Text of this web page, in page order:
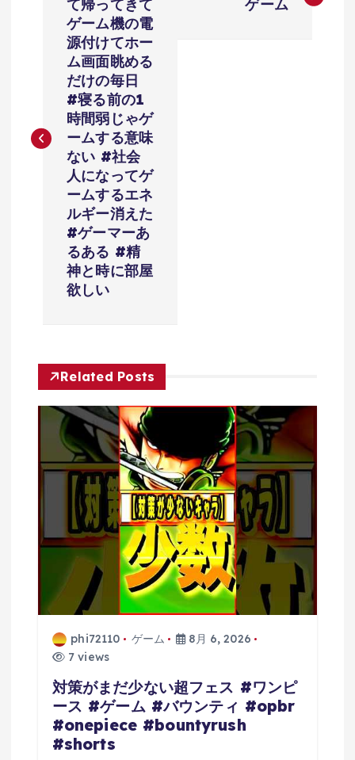
ゲ
て帰ってきて
ゲーム機の電
源付けてホー
ム画面眺める
だけの毎日
#寝る前の1
時間弱じゃゲ
ームする意味
ない #社会
人になってゲ
ームするエネ
ルギー消えた
#ゲーマーあ
るある #精
神と時に部屋
欲しい
ゲーム
Related Posts
phi72110 ゲーム
8月 6, 2026
7 views
対策がまだ少ない超フェス #ワンピ
ース #ゲーム #バウンティ #opbr
#onepiece #bountyrush
#shorts